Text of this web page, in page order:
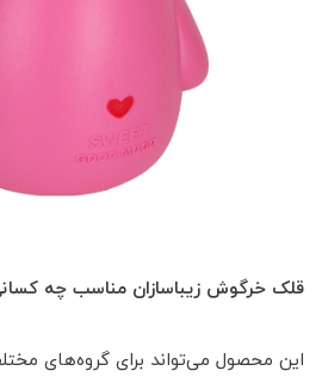
قلک خرگوش زیباسازان مناسب چه
این محصول می‌تواند برای گروه‌های